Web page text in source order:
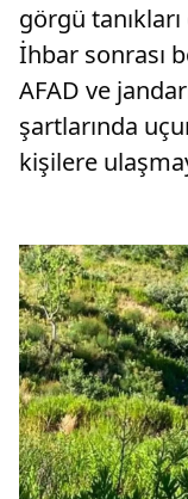
görgü
İhbar sonrası
AFAD ve
şartlarında
kişilere